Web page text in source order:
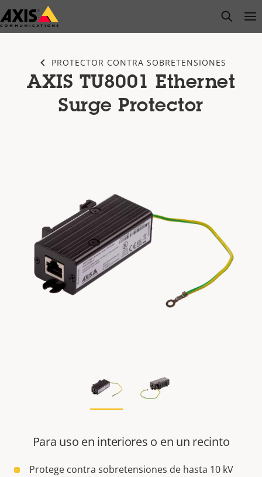
Saltar
al
open
PROTECTOR CONTRA SOBRETENSIONES
AXIS TU8001 Ethernet
Surge Protector
Para uso en interiores o en un recinto
Protege contra sobretensiones de hasta 10 kV